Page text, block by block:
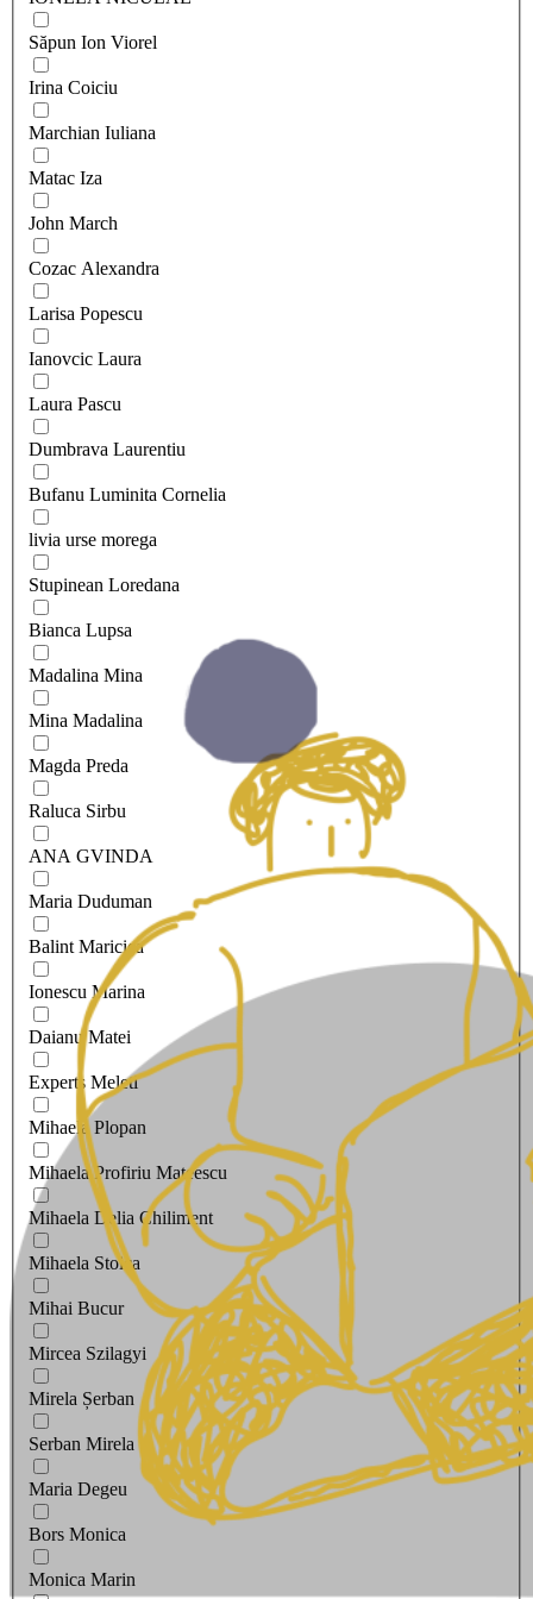
Săpun Ion Viorel
Irina Coiciu
Marchian Iuliana
Matac Iza
John March
Cozac Alexandra
Larisa Popescu
Ianovcic Laura
Laura Pascu
Dumbrava Laurentiu
Bufanu Luminita Cornelia
livia urse morega
Stupinean Loredana
Bianca Lupsa
Madalina Mina
Mina Madalina
Magda Preda
Raluca Sirbu
ANA GVINDA
Maria Duduman
Balint Maricica
Ionescu Marina
Daianu Matei
Experts Meleti
Mihaela Plopan
Mihaela Profiriu Mateescu
Mihaela Delia Chiliment
Mihaela Stoica
Mihai Bucur
Mircea Szilagyi
Mirela Șerban
Serban Mirela
Maria Degeu
Bors Monica
Monica Marin